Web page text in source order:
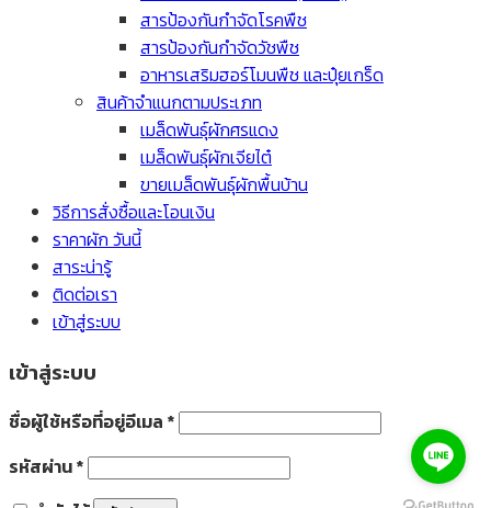
สารป้องกันกำจัดโรคพืช
สารป้องกันกำจัดวัชพืช
อาหารเสริมฮอร์โมนพืช และปุ๋ยเกร็ด
สินค้าจำแนกตามประเภท
เมล็ดพันธุ์ผักศรแดง
เมล็ดพันธุ์ผักเจียไต๋
ขายเมล็ดพันธุ์ผักพื้นบ้าน
วิธีการสั่งซื้อและโอนเงิน
ราคาผัก วันนี้
สาระน่ารู้
ติดต่อเรา
เข้าสู่ระบบ
เข้าสู่ระบบ
ชื่อผู้ใช้หรือที่อยู่อีเมล *
รหัสผ่าน*